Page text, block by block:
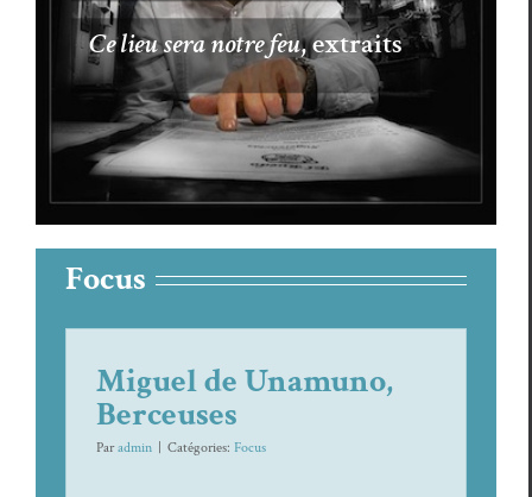
Ce lieu sera notre feu, extraits
Focus
Miguel de Unamuno,
Berceuses
Paradmin | Caté­gories: Focus